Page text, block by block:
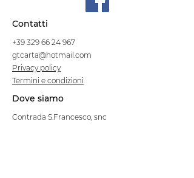
Contatti
+39 329 66 24 967
gtcarta@hotmail.com
Privacy policy
Termini e condizioni
Dove siamo
Contrada S.Francesco, snc